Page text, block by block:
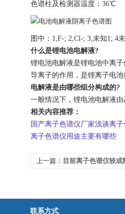
色谱柱及检测器温度：36℃
图中：1,F-; 2,Cl-; 3,未知1; 4
什么是锂电池电解液?
锂电池电解液是锂电池中离
导离子的作用，是锂离子电
电解液是由哪些组分构成的?
一般情况下，锂电池电解液
相关内容推荐：
国产离子色谱仪厂家浅谈离
离子色谱仪用途主要有哪些
上一篇： 目前离子色谱仪较
联系方式